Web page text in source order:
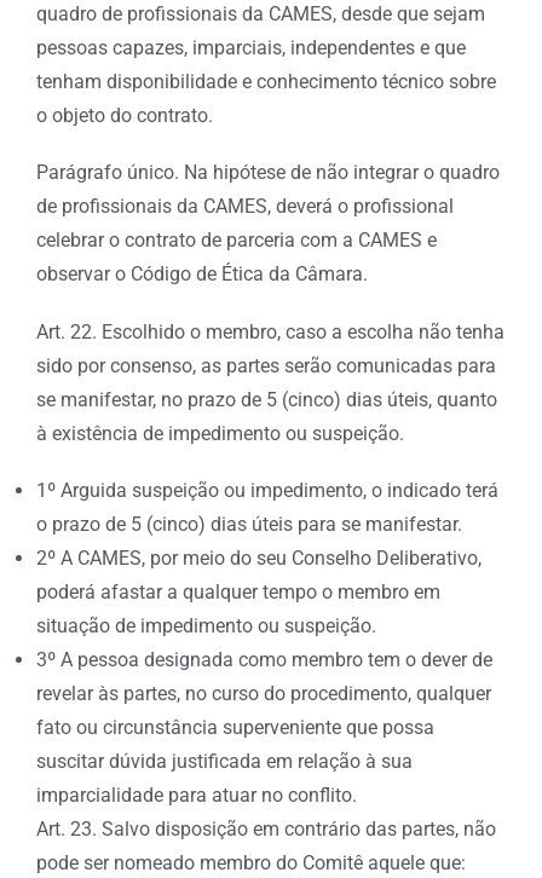
quadro de profissionais da CAMES, desde que sejam
pessoas capazes, imparciais, independentes e que
tenham disponibilidade e conhecimento técnico sobre
o objeto do contrato.
Parágrafo único. Na hipótese de não integrar o quadro
de profissionais da CAMES, deverá o profissional
celebrar o contrato de parceria com a CAMES e
observar o Código de Ética da Câmara.
Art. 22. Escolhido o membro, caso a escolha não tenha
sido por consenso, as partes serão comunicadas para
se manifestar, no prazo de 5 (cinco) dias úteis, quanto
à existência de impedimento ou suspeição.
1º Arguida suspeição ou impedimento, o indicado terá
o prazo de 5 (cinco) dias úteis para se manifestar.
2º A CAMES, por meio do seu Conselho Deliberativo,
poderá afastar a qualquer tempo o membro em
situação de impedimento ou suspeição.
3º A pessoa designada como membro tem o dever de
revelar às partes, no curso do procedimento, qualquer
fato ou circunstância superveniente que possa
suscitar dúvida justificada em relação à sua
imparcialidade para atuar no conflito.
Art. 23. Salvo disposição em contrário das partes, não
pode ser nomeado membro do Comitê aquele que: